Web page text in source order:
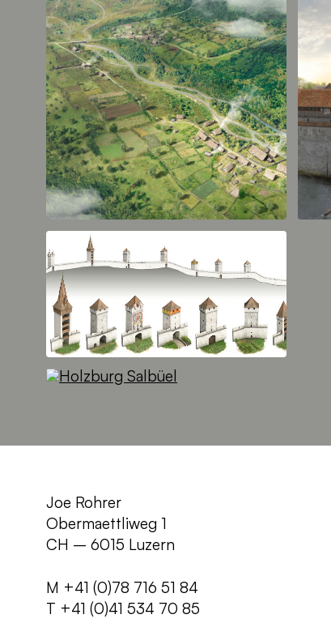
Joe Rohrer
Obermaettliweg 1
CH – 6015 Luzern
M +41 (0)78 716 51 84
T +41 (0)41 534 70 85